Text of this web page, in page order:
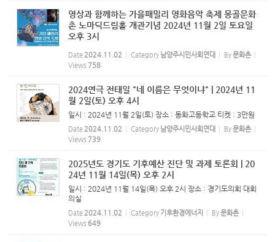
영상과 함께하는 가을패밀리 영화음악 축제 몽골문화
촌 노마딕드림홀 개관기념 2024년 11월 2일 토요일
오후 3시
Date 2024.11.02 Category 남양주시민사회연대 By문화촌
Views 758
2024연극 전태일 "네 이름은 무엇이냐" | 2024년 11
월 2일(토) 오후 4시
일시 : 2024년 11월 2일(토) 장소 : 동화고등학교 티켓 : 3만원
Date 2024.11.02 Category 남양주시민사회연대 By문화촌
Views 739
2025년도 경기도 기후예산 진단 및 과제 토론회 | 20
24년 11월 14일(목) 오후 2시
일시 : 2024년 11월 14일(목) 오후 2시 장소 : 경기도의회 대회
의실
Date 2024.11.02 Category 기후환경에너지 By문화촌
Views 649